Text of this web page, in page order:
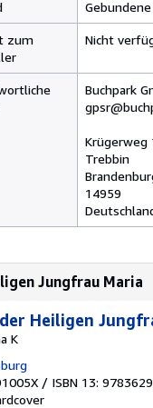
zum
Nicht
Buchpark
Krügerweg
Trebbin
14959
Jungfrau Maria
Heiligen
K
/ ISBN 13: